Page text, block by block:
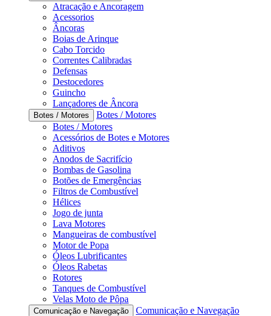
Atracação e Ancoragem
Acessorios
Âncoras
Boias de Arinque
Cabo Torcido
Correntes Calibradas
Defensas
Destocedores
Guincho
Lançadores de Âncora
Botes / Motores
Botes / Motores
Botes / Motores
Acessórios de Botes e Motores
Aditivos
Anodos de Sacrifício
Bombas de Gasolina
Botões de Emergências
Filtros de Combustível
Hélices
Jogo de junta
Lava Motores
Mangueiras de combustível
Motor de Popa
Óleos Lubrificantes
Óleos Rabetas
Rotores
Tanques de Combustível
Velas Moto de Pôpa
Comunicação e Navegação
Comunicação e Navegação